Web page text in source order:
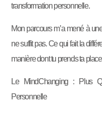
transformation personnelle.
Mon parcours m’a mené à
ne suffit pas. Ce qui fait la
manière dont tu prends ta
Le MindChanging : Plus
Personnelle